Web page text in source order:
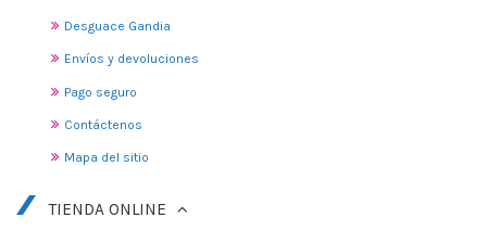
Desguace Gandia
Envíos y devoluciones
Pago seguro
Contáctenos
Mapa del sitio
TIENDA ONLINE